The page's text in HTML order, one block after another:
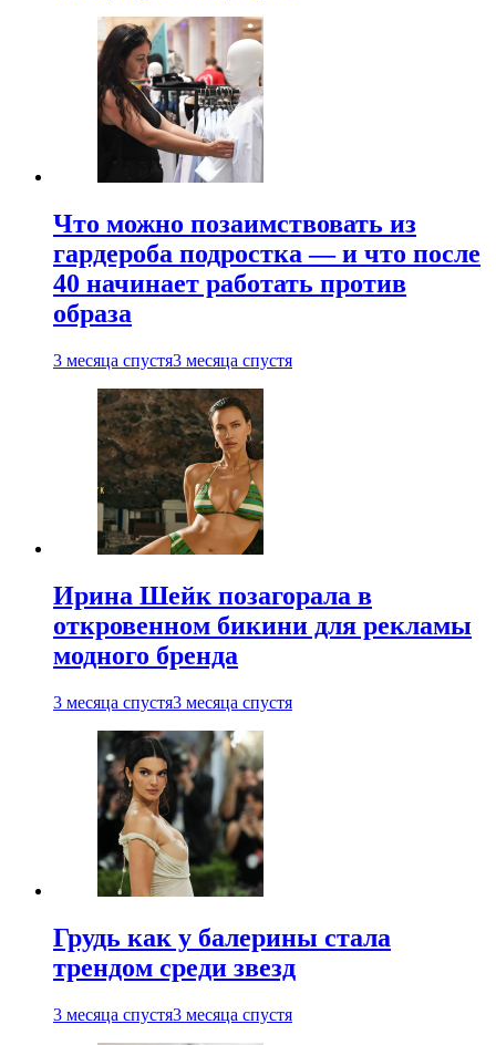
Что можно позаимствовать из
гардероба подростка — и что после
40 начинает работать против
образа
3 месяца спустя3 месяца спустя
Ирина Шейк позагорала в
откровенном бикини для рекламы
модного бренда
3 месяца спустя3 месяца спустя
Грудь как у балерины стала
трендом среди звезд
3 месяца спустя3 месяца спустя